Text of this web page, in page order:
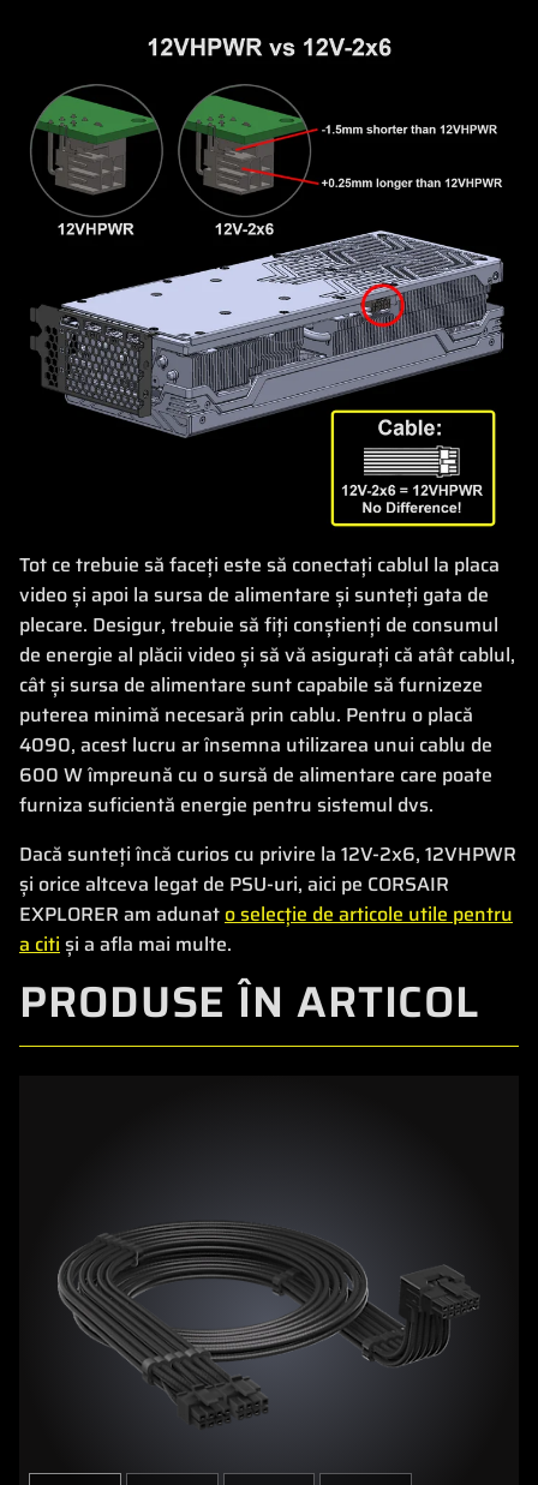
Tot ce trebuie să faceți este să conectați cablul la placa
video și apoi la sursa de alimentare și sunteți gata de
plecare. Desigur, trebuie să fiți conștienți de consumul
de energie al plăcii video și să vă asigurați că atât cablul,
cât și sursa de alimentare sunt capabile să furnizeze
puterea minimă necesară prin cablu. Pentru o placă
4090, acest lucru ar însemna utilizarea unui cablu de
600 W împreună cu o sursă de alimentare care poate
furniza suficientă energie pentru sistemul dvs.
Dacă sunteți încă curios cu privire la 12V-2x6, 12VHPWR
și orice altceva legat de PSU-uri, aici pe CORSAIR
EXPLORER am adunat o selecție de articole utile pentru
a citi și a afla mai multe.
PRODUSE ÎN ARTICOL